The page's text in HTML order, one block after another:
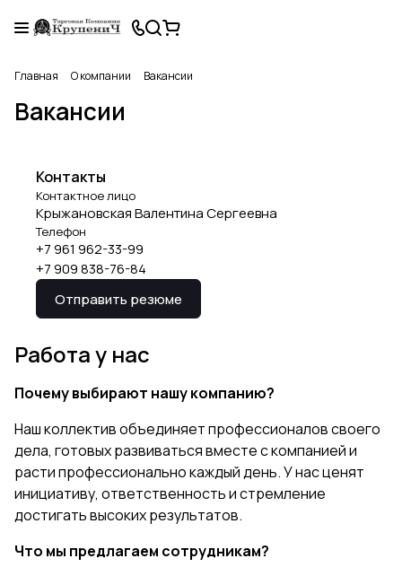
Главная О компании Вакансии
Вакансии
Контакты
Контактное лицо
Крыжановская Валентина Сергеевна
Телефон
+7 961 962-33-99
+7 909 838-76-84
Отправить резюме
Работа у нас
Почему выбирают нашу компанию?
Наш коллектив объединяет профессионалов своего
дела, готовых развиваться вместе с компанией и
расти профессионально каждый день. У нас ценят
инициативу, ответственность и стремление
достигать высоких результатов.
Что мы предлагаем сотрудникам?